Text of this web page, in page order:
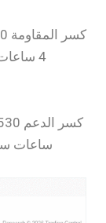
4 ساعات ستدفع السعر نحو المقاومة التالية
ساعات